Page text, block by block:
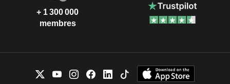
+ 1 300 000
membres